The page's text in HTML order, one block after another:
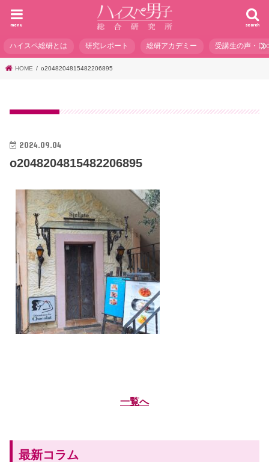
search
menu
ハイスペ総研とは 研究レポート 総研アカデミー 受講生の声・口
HOME o2048204815482206895
2024.09.04
o2048204815482206895
一覧へ
最新コラム